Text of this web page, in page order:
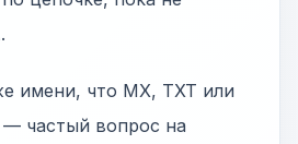
имени, что MX, TXT или
частый вопрос на